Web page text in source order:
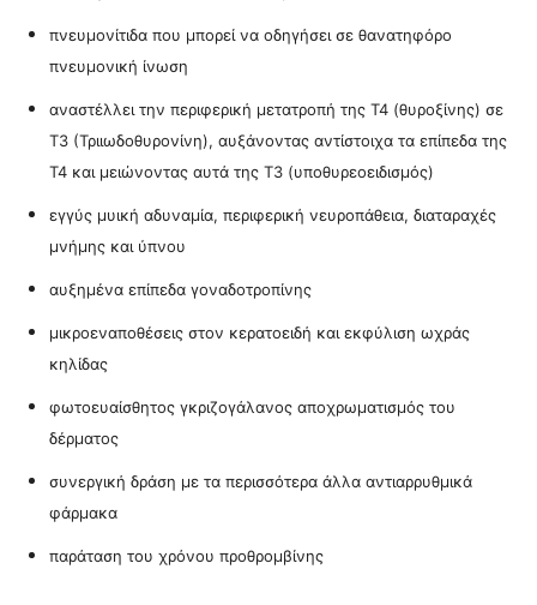
πνευμονίτιδα που μπορεί να οδηγήσει σε θανατηφόρο
πνευμονική ίνωση
αναστέλλει την περιφερική μετατροπή της Τ4 (θυροξίνης) σε
Τ3 (Τριιωδοθυρονίνη), αυξάνοντας αντίστοιχα τα επίπεδα της
Τ4 και μειώνοντας αυτά της Τ3 (υποθυρεοειδισμός)
εγγύς μυική αδυναμία, περιφερική νευροπάθεια, διαταραχές
μνήμης και ύπνου
αυξημένα επίπεδα γοναδοτροπίνης
μικροεναποθέσεις στον κερατοειδή και εκφύλιση ωχράς
κηλίδας
φωτοευαίσθητος γκριζογάλανος αποχρωματισμός του
δέρματος
συνεργική δράση με τα περισσότερα άλλα αντιαρρυθμικά
φάρμακα
παράταση του χρόνου προθρομβίνης